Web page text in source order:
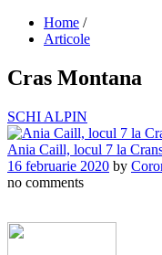
Home /
Articole
Cras Montana
SCHI ALPIN
Ania Caill, locul 7 la
16 februarie 2020 by
no comments